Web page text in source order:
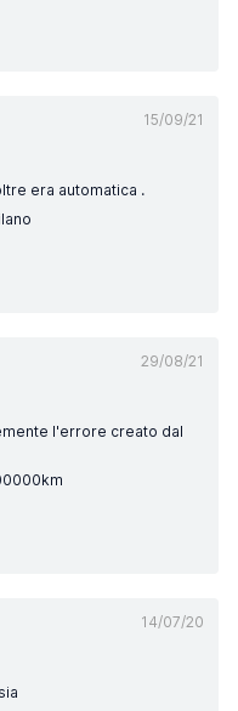
15/09/21
era automatica .
29/08/21
l'errore creato dal
14/07/20